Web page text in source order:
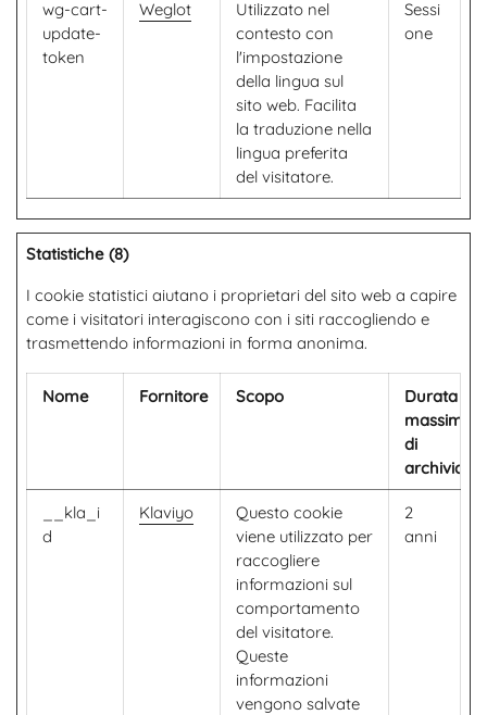
wg-cart-
update-
token
Weglot
Utilizzato nel
contesto con
l'impostazione
della lingua sul
sito web. Facilita
la traduzione nella
lingua preferita
del visitatore.
Sessi
one
Statistiche (8)
I cookie statistici aiutano i proprietari del sito web a capire
come i visitatori interagiscono con i siti raccogliendo e
trasmettendo informazioni in forma anonima.
Nome Fornitore Scopo
Durata
massima
di
__kla_i
d
Klaviyo
Questo cookie
viene utilizzato per
raccogliere
informazioni sul
comportamento
del visitatore.
Queste
informazioni
vengono salvate
2
anni